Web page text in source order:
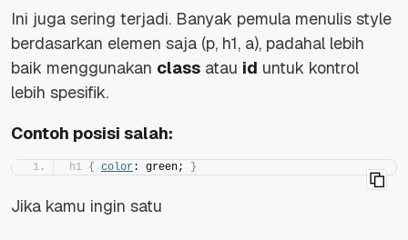
Ini juga sering terjadi. Banyak pemula menulis style
berdasarkan elemen saja (p, h1, a), padahal lebih
baik menggunakan class atau id untuk kontrol
lebih spesifik.
Contoh posisi salah:
h1 { color: green; }
Jika kamu ingin satu